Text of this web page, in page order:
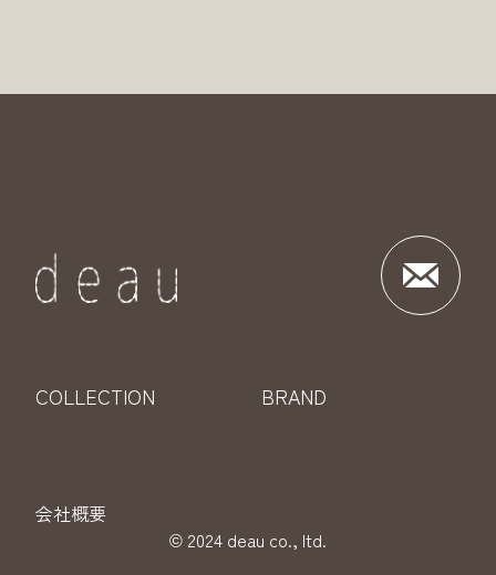
COLLECTION BRAND
会社概要
© 2024 deau co., ltd.